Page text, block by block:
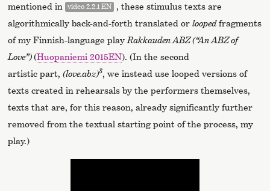
mentioned in video 2.2.1 EN
, these stimulus texts are
algorithmically back-and-forth translated orloopedfragments
of my Finnish-language play Rakkauden ABZ (“An ABZ of
Love”)(Huopaniemi 2015EN). (In the second
artistic part,(love.abz)3, we instead use looped versions of
texts created in rehearsals by the performers themselves,
texts that are, for this reason, already significantly further
removed from the textual starting point of the process, my
play.)